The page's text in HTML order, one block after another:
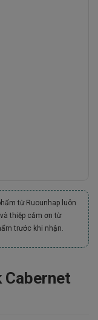
từ Ruounhap luôn
thiệp cảm ơn từ
trước khi nhận.
Cabernet